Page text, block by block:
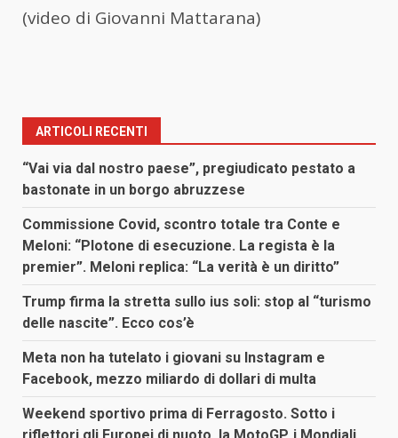
(video di Giovanni Mattarana)
ARTICOLI RECENTI
“Vai via dal nostro paese”, pregiudicato pestato a
bastonate in un borgo abruzzese
Commissione Covid, scontro totale tra Conte e
Meloni: “Plotone di esecuzione. La regista è la
premier”. Meloni replica: “La verità è un diritto”
Trump firma la stretta sullo ius soli: stop al “turismo
delle nascite”. Ecco cos’è
Meta non ha tutelato i giovani su Instagram e
Facebook, mezzo miliardo di dollari di multa
Weekend sportivo prima di Ferragosto. Sotto i
riflettori gli Europei di nuoto, la MotoGP, i Mondiali